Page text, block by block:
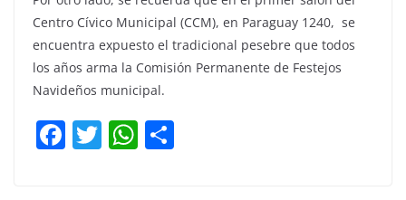
Centro Cívico Municipal (CCM), en Paraguay 1240, se
encuentra expuesto el tradicional pesebre que todos
los años arma la Comisión Permanente de Festejos
Navideños municipal.
F T W